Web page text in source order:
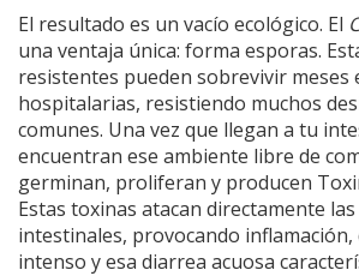
El resultado es un vacío ecológico. El
una ventaja única: forma esporas.
resistentes pueden sobrevivir meses
hospitalarias, resistiendo muchos
comunes. Una vez que llegan a tu
encuentran ese ambiente libre de
germinan, proliferan y producen
Estas toxinas atacan directamente
intestinales, provocando
intenso y esa diarrea acuosa